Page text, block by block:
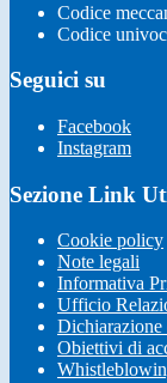
Codice
Codice
Seguici su
Facebook
Instagram
Sezione Link
Cookie policy
Note legali
Informativa
Ufficio
Dichiarazione
Obiettivi di